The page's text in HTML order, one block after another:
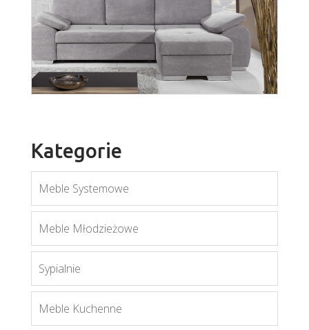
Umbria III
Więcej
Kategorie
Meble Systemowe
Meble Młodzieżowe
Sypialnie
Meble Kuchenne